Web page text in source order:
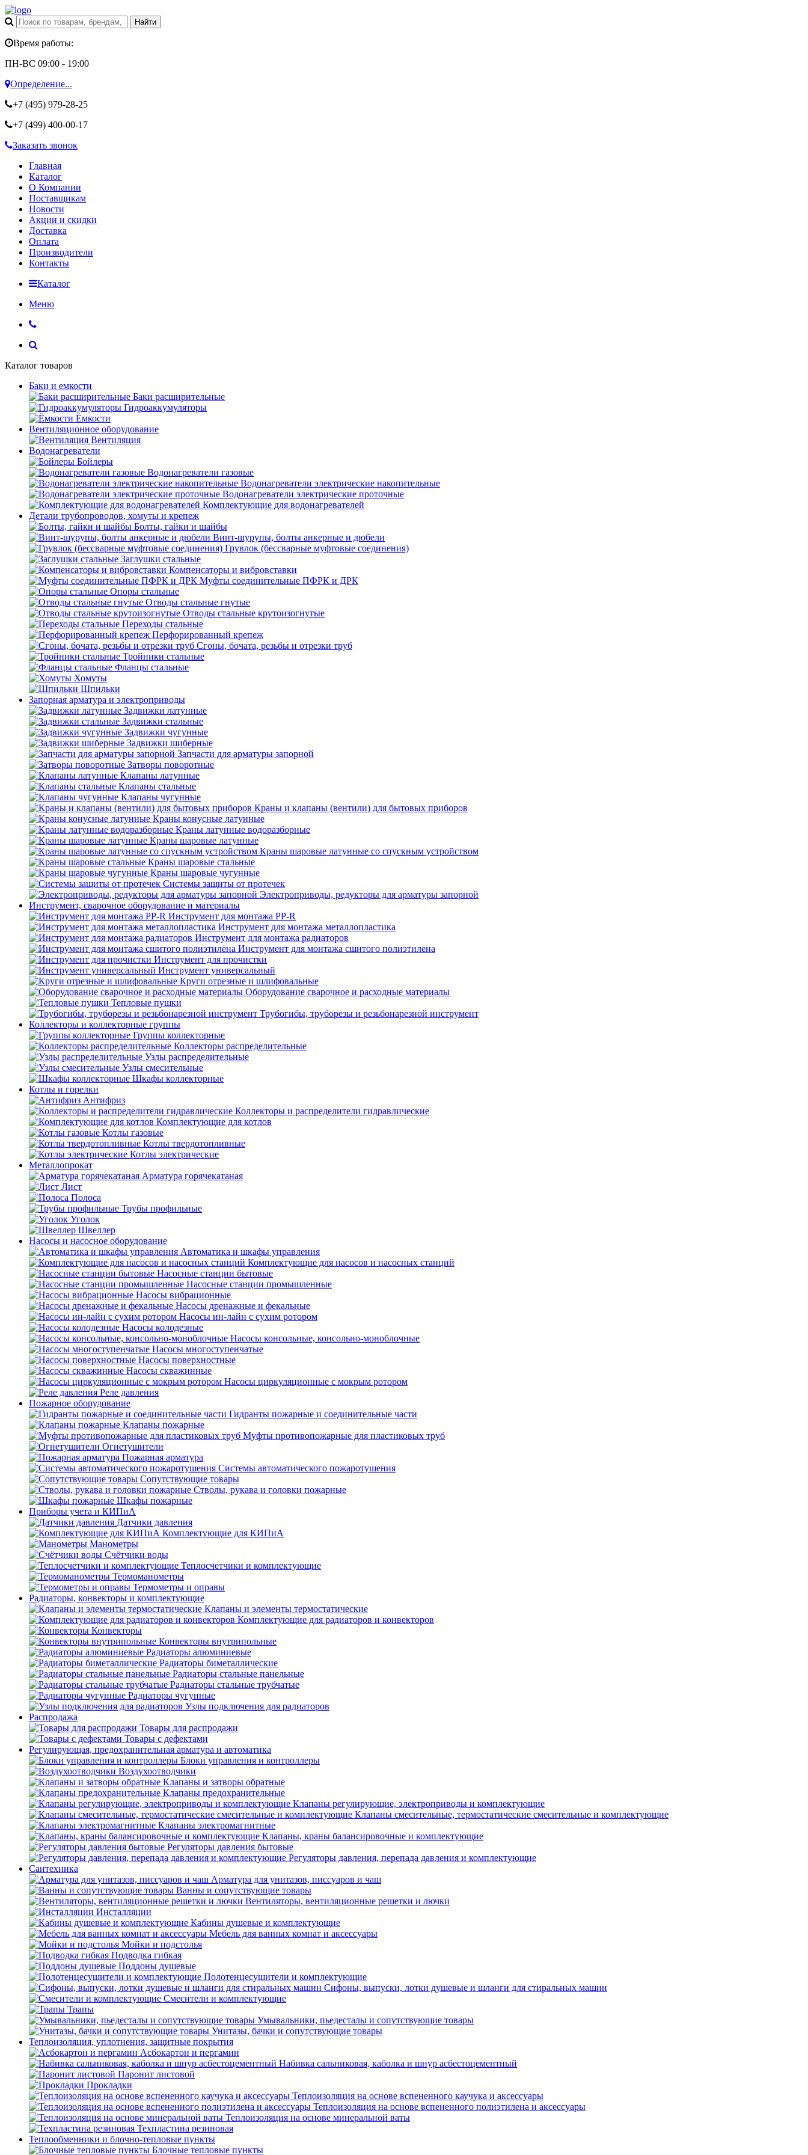
Время работы:
ПН-ВС 09:00 - 19:00
Определение...
+7 (495) 979-28-25
+7 (499) 400-00-17
Заказать звонок
Главная
Каталог
О Компании
Поставщикам
Новости
Акции и скидки
Доставка
Оплата
Производители
Контакты
Каталог
Меню
Каталог товаров
Баки и емкости
Баки расширительные
Гидроаккумуляторы
Ёмкости
Вентиляционное оборудование
Вентиляция
Водонагреватели
Бойлеры
Водонагреватели газовые
Водонагреватели электрические накопительные
Водонагреватели электрические проточные
Комплектующие для водонагревателей
Детали трубопроводов, хомуты и крепеж
Болты, гайки и шайбы
Винт-шурупы, болты анкерные и дюбели
Грувлок (бессварные муфтовые соединения)
Заглушки стальные
Компенсаторы и вибровставки
Муфты соединительные ПФРК и ДРК
Опоры стальные
Отводы стальные гнутые
Отводы стальные крутоизогнутые
Переходы стальные
Перфорированный крепеж
Сгоны, бочата, резьбы и отрезки труб
Тройники стальные
Фланцы стальные
Хомуты
Шпильки
Запорная арматура и электроприводы
Задвижки латунные
Задвижки стальные
Задвижки чугунные
Задвижки шиберные
Запчасти для арматуры запорной
Затворы поворотные
Клапаны латунные
Клапаны стальные
Клапаны чугунные
Краны и клапаны (вентили) для бытовых приборов
Краны конусные латунные
Краны латунные водоразборные
Краны шаровые латунные
Краны шаровые латунные со спускным устройством
Краны шаровые стальные
Краны шаровые чугунные
Системы защиты от протечек
Электроприводы, редукторы для арматуры запорной
Инструмент, сварочное оборудование и материалы
Инструмент для монтажа PP-R
Инструмент для монтажа металлопластика
Инструмент для монтажа радиаторов
Инструмент для монтажа сшитого полиэтилена
Инструмент для прочистки
Инструмент универсальный
Круги отрезные и шлифовальные
Оборудование сварочное и расходные материалы
Тепловые пушки
Трубогибы, труборезы и резьбонарезной инструмент
Коллекторы и коллекторные группы
Группы коллекторные
Коллекторы распределительные
Узлы распределительные
Узлы смесительные
Шкафы коллекторные
Котлы и горелки
Антифриз
Коллекторы и распределители гидравлические
Комплектующие для котлов
Котлы газовые
Котлы твердотопливные
Котлы электрические
Металлопрокат
Арматура горячекатаная
Лист
Полоса
Трубы профильные
Уголок
Швеллер
Насосы и насосное оборудование
Автоматика и шкафы управления
Комплектующие для насосов и насосных станций
Насосные станции бытовые
Насосные станции промышленные
Насосы вибрационные
Насосы дренажные и фекальные
Насосы ин-лайн с сухим ротором
Насосы колодезные
Насосы консольные, консольно-моноблочные
Насосы многоступенчатые
Насосы поверхностные
Насосы скважинные
Насосы циркуляционные с мокрым ротором
Реле давления
Пожарное оборудование
Гидранты пожарные и соединительные части
Клапаны пожарные
Муфты противопожарные для пластиковых труб
Огнетушители
Пожарная арматура
Системы автоматического пожаротушения
Сопутствующие товары
Стволы, рукава и головки пожарные
Шкафы пожарные
Приборы учета и КИПиА
Датчики давления
Комплектующие для КИПиА
Манометры
Счётчики воды
Теплосчетчики и комплектующие
Термоманометры
Термометры и оправы
Радиаторы, конвекторы и комплектующие
Клапаны и элементы термостатические
Комплектующие для радиаторов и конвекторов
Конвекторы
Конвекторы внутрипольные
Радиаторы алюминиевые
Радиаторы биметаллические
Радиаторы стальные панельные
Радиаторы стальные трубчатые
Радиаторы чугунные
Узлы подключения для радиаторов
Распродажа
Товары для распродажи
Товары с дефектами
Регулирующая, предохранительная арматура и автоматика
Блоки управления и контроллеры
Воздухоотводчики
Клапаны и затворы обратные
Клапаны предохранительные
Клапаны регулирующие, электроприводы и комплектующие
Клапаны смесительные, термостатические смесительные и комплектующие
Клапаны электромагнитные
Клапаны, краны балансировочные и комплектующие
Регуляторы давления бытовые
Регуляторы давления, перепада давления и комплектующие
Сантехника
Арматура для унитазов, писсуаров и чаш
Ванны и сопутствующие товары
Вентиляторы, вентиляционные решетки и лючки
Инсталляции
Кабины душевые и комплектующие
Мебель для ванных комнат и аксессуары
Мойки и подстолья
Подводка гибкая
Поддоны душевые
Полотенцесушители и комплектующие
Сифоны, выпуски, лотки душевые и шланги для стиральных машин
Смесители и комплектующие
Трапы
Умывальники, пьедесталы и сопутствующие товары
Унитазы, бачки и сопутствующие товары
Теплоизоляция, уплотнения, защитные покрытия
Асбокартон и пергамин
Набивка сальниковая, каболка и шнур асбестоцементный
Паронит листовой
Прокладки
Теплоизоляция на основе вспененного каучука и аксессуары
Теплоизоляция на основе вспененного полиэтилена и аксессуары
Теплоизоляция на основе минеральной ваты
Техпластина резиновая
Теплообменники и блочно-тепловые пункты
Блочные тепловые пункты